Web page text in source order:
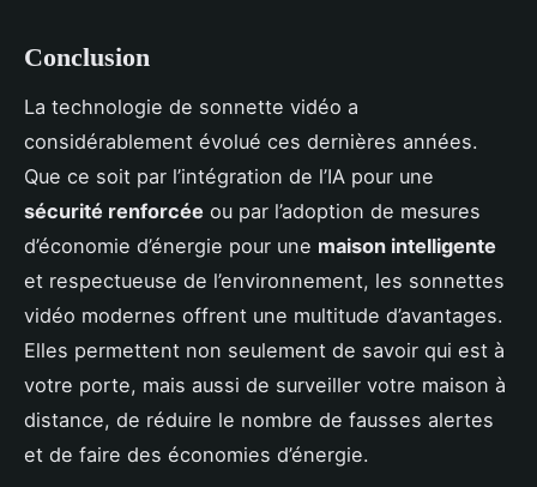
Conclusion
La technologie de sonnette vidéo a
considérablement évolué ces dernières années.
Que ce soit par l’intégration de l’IA pour une
sécurité renforcée ou par l’adoption de mesures
d’économie d’énergie pour une maison intelligente
et respectueuse de l’environnement, les sonnettes
vidéo modernes offrent une multitude d’avantages.
Elles permettent non seulement de savoir qui est à
votre porte, mais aussi de surveiller votre maison à
distance, de réduire le nombre de fausses alertes
et de faire des économies d’énergie.